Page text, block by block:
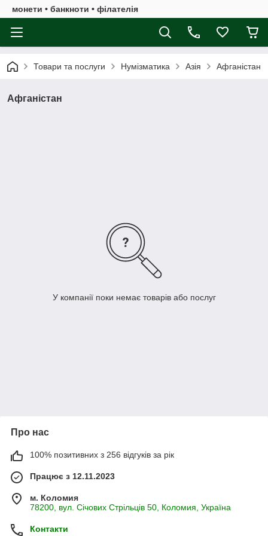
монети • банкноти • філателія
Товари та послуги Нумізматика Азія Афганістан
Афганістан
У компанії поки немає товарів або послуг
Про нас
100% позитивних з 256 відгуків за рік
Працює з 12.11.2023
м. Коломия
78200, вул. Січових Стрільців 50, Коломия, Україна
Контакти